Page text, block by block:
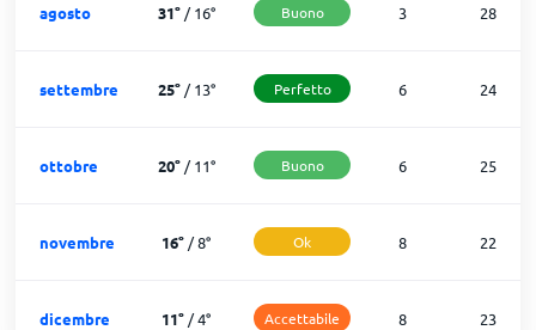
agosto 31°/16° Buono 3 28
settembre 25°/13° Perfetto 6 24
ottobre 20°/11° Buono 6 25
novembre 16° /8° Ok 8 22
dicembre 11° /4° Accettabile 8 23